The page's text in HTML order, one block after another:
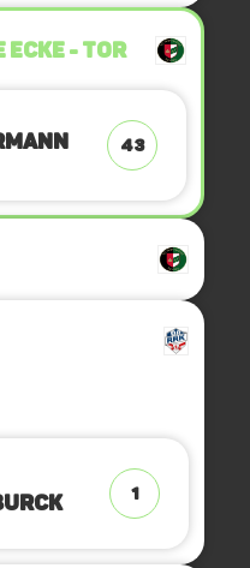
ECKE - TOR
43
1